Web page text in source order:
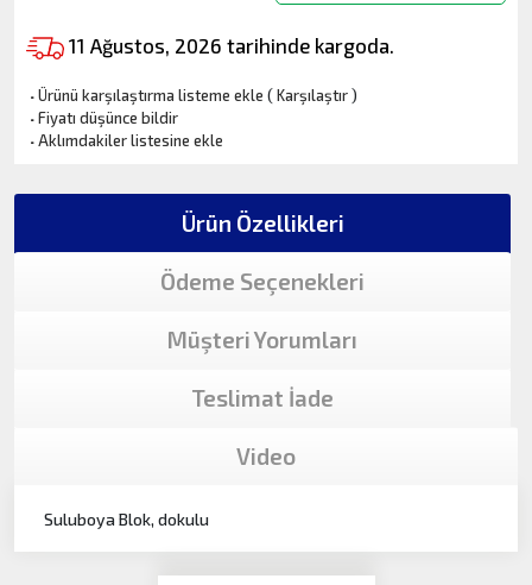
11 Ağustos, 2026 tarihinde kargoda.
·Ürünü karşılaştırma listeme ekle (Karşılaştır)
·Fiyatı düşünce bildir
·Aklımdakiler listesine ekle
Ürün Özellikleri
Ödeme Seçenekleri
Müşteri Yorumları
Teslimat İade
Video
Suluboya Blok, dokulu